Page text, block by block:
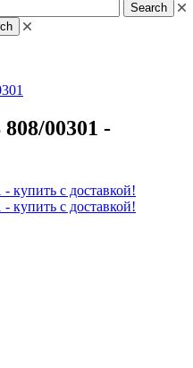
Search
00301 -